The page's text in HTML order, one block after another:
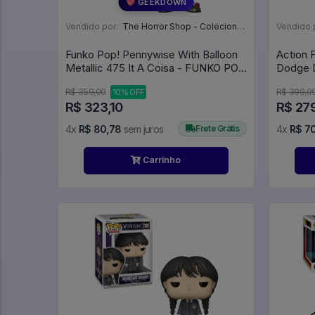
Vendido por: The Horror Shop - Colecionáveis - MG
Funko Pop! Pennywise With Balloon
Metallic 475 It A Coisa - FUNKO POP
R$ 359,00 10% OFF
R$ 323,10
4x R$ 80,78 sem juros Frete Grátis
Carrinho
Vendido
Action
Dodge
R$
R$
4x R$